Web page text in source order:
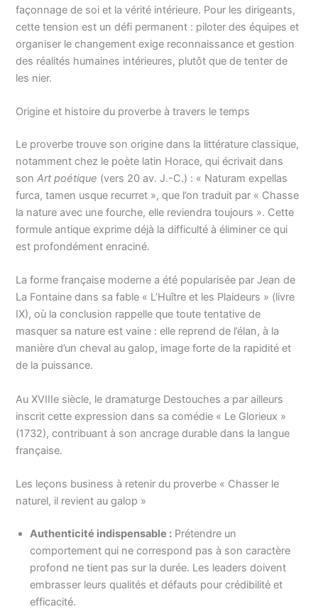
façonnage de soi et la vérité intérieure. Pour les dirigeants,
cette tension est un défi permanent : piloter des équipes et
organiser le changement exige reconnaissance et gestion
des réalités humaines intérieures, plutôt que de tenter de
les nier.
Origine et histoire du proverbe à travers le temps
Le proverbe trouve son origine dans la littérature classique,
notamment chez le poète latin Horace, qui écrivait dans
sonArt poétique (vers 20 av. J.-C.) : « Naturam expellas
furca, tamen usque recurret », que l’on traduit par « Chasse
la nature avec une fourche, elle reviendra toujours ». Cette
formule antique exprime déjà la difficulté à éliminer ce qui
est profondément enraciné.
La forme française moderne a été popularisée par Jean de
La Fontaine dans sa fable « L’Huître et les Plaideurs » (livre
IX), où la conclusion rappelle que toute tentative de
masquer sa nature est vaine : elle reprend de l’élan, à la
manière d’un cheval au galop, image forte de la rapidité et
de la puissance.
Au XVIIIe siècle, le dramaturge Destouches a par ailleurs
inscrit cette expression dans sa comédie « Le Glorieux »
(1732), contribuant à son ancrage durable dans la langue
française.
Les leçons business à retenir du proverbe « Chasser le
naturel, il revient au galop »
Authenticité indispensable : Prétendre un
comportement qui ne correspond pas à son caractère
profond ne tient pas sur la durée. Les leaders doivent
embrasser leurs qualités et défauts pour crédibilité et
efficacité.